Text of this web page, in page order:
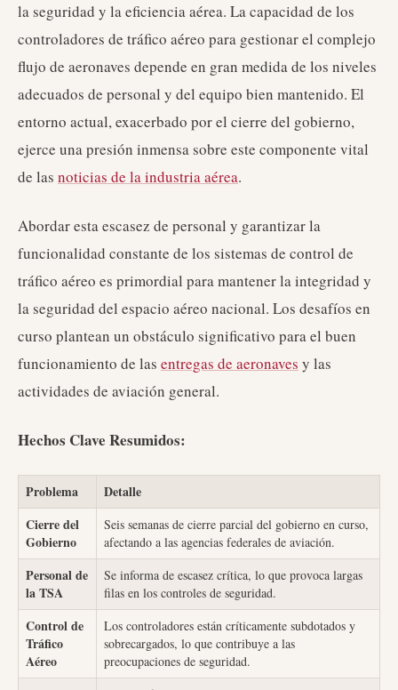
la seguridad y la eficiencia aérea. La capacidad de los
controladores de tráfico aéreo para gestionar el complejo
flujo de aeronaves depende en gran medida de los niveles
adecuados de personal y del equipo bien mantenido. El
entorno actual, exacerbado por el cierre del gobierno,
ejerce una presión inmensa sobre este componente vital
de las noticias de la industria aérea.
Abordar esta escasez de personal y garantizar la
funcionalidad constante de los sistemas de control de
tráfico aéreo es primordial para mantener la integridad y
la seguridad del espacio aéreo nacional. Los desafíos en
curso plantean un obstáculo significativo para el buen
funcionamiento de las entregas de aeronaves y las
actividades de aviación general.
Hechos Clave Resumidos:
Problema
Detalle
Cierre del
Gobierno
Seis semanas de cierre parcial del gobierno en curso,
afectando a las agencias federales de aviación.
Personal de
la TSA
Se informa de escasez crítica, lo que provoca largas
filas en los controles de seguridad.
Control de
Tráfico
Aéreo
Los controladores están críticamente subdotados y
sobrecargados, lo que contribuye a las
preocupaciones de seguridad.